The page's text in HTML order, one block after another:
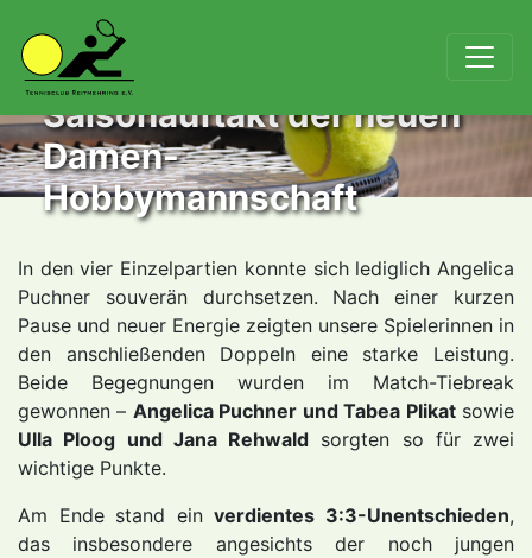
Saisonauftakt der neuen
Damen-
Hobbymannschaft
In den vier Einzelpartien konnte sich lediglich Angelica
Puchner souverän durchsetzen. Nach einer kurzen
Pause und neuer Energie zeigten unsere Spielerinnen in
den anschließenden Doppeln eine starke Leistung.
Beide Begegnungen wurden im Match-Tiebreak
gewonnen – Angelica Puchner und Tabea Plikatsowie
Ulla Ploog und Jana Rehwald sorgten so für zwei
wichtige Punkte.
Am Ende stand einverdientes 3:3-Unentschieden,
das insbesondere angesichts der noch jungen